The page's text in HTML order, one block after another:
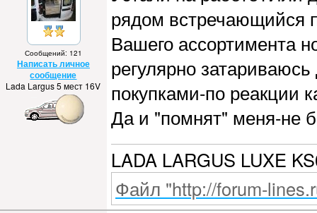
Сообщений: 121
Написать личное
сообщение
Lada Largus 5 мест 16V
рядом встречающийся
Вашего ассортимента
регулярно
покупками-по реакции
Да и "помнят" меня-не
LADA LARGUS LUXE
Файл "http://forum-